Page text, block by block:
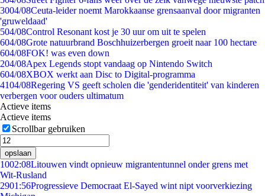
3004/08Ceuta-leider noemt Marokkaanse grensaanval door migranten
'gruweldaad'
504/08Control Resonant kost je 30 uur om uit te spelen
604/08Grote natuurbrand Boschhuizerbergen groeit naar 100 hectare
604/08FOK! was even down
204/08Apex Legends stopt vandaag op Nintendo Switch
604/08XBOX werkt aan Disc to Digital-programma
4104/08Regering VS geeft scholen die 'genderidentiteit' van kinderen
verbergen voor ouders ultimatum
Actieve items
Actieve items
Scrollbar gebruiken
opslaan
1002:08Litouwen vindt opnieuw migrantentunnel onder grens met
Wit-Rusland
2901:56Progressieve Democraat El-Sayed wint nipt voorverkiezing